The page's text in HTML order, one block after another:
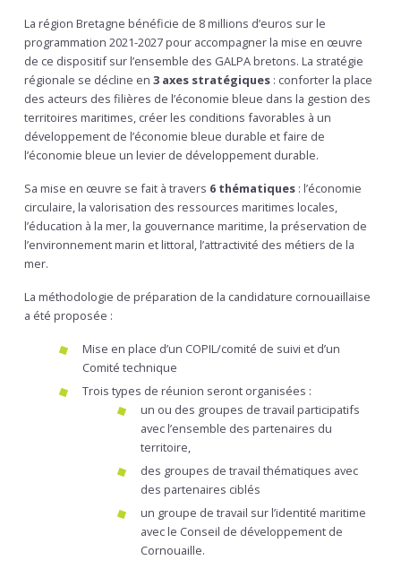
La région Bretagne bénéficie de 8 millions d’euros sur le
programmation 2021-2027 pour accompagner la mise en œuvre
de ce dispositif sur l’ensemble des GALPA bretons. La stratégie
régionale se décline en 3 axes stratégiques : conforter la place
des acteurs des filières de l’économie bleue dans la gestion des
territoires maritimes, créer les conditions favorables à un
développement de l’économie bleue durable et faire de
l’économie bleue un levier de développement durable.
Sa mise en œuvre se fait à travers 6 thématiques : l’économie
circulaire, la valorisation des ressources maritimes locales,
l’éducation à la mer, la gouvernance maritime, la préservation de
l’environnement marin et littoral, l’attractivité des métiers de la
mer.
La méthodologie de préparation de la candidature cornouaillaise
a été proposée :
Mise en place d’un COPIL/comité de suivi et d’un
Comité technique
Trois types de réunion seront organisées :
un ou des groupes de travail participatifs
avec l’ensemble des partenaires du
territoire,
des groupes de travail thématiques avec
des partenaires ciblés
un groupe de travail sur l’identité maritime
avec le Conseil de développement de
Cornouaille.